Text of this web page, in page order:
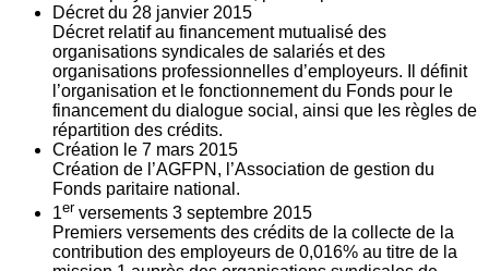
Décret du 28 janvier 2015
Décret relatif au financement mutualisé des
organisations syndicales de salariés et des
organisations professionnelles d’employeurs. Il définit
l’organisation et le fonctionnement du Fonds pour le
financement du dialogue social, ainsi que les règles de
répartition des crédits.
Création le 7 mars 2015
Création de l’AGFPN, l’Association de gestion du
Fonds paritaire national.
1er versements 3 septembre 2015
Premiers versements des crédits de la collecte de la
contribution des employeurs de 0,016% au titre de la